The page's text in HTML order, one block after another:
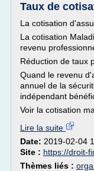
Taux de
La cotisation
La cotisation
revenu
Réduction de taux
Quand le revenu
annuel de la
indépendant
Voir la cotisation
Lire la suite
Date: 2019-02-04
Site : https://droit-
Thèmes liés :